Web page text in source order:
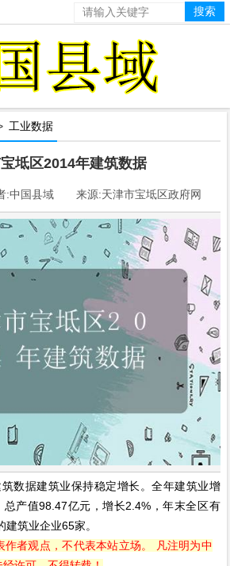
工业数据
坻区2014年建筑数据
国县域 来源:天津市宝坻区政府网
数据建筑业保持稳定增长。全年建筑业增
产值98.47亿元，增长2.4%，年末全区有
筑业企业65家。
作者观点，不代表本站立场。 凡注明为中